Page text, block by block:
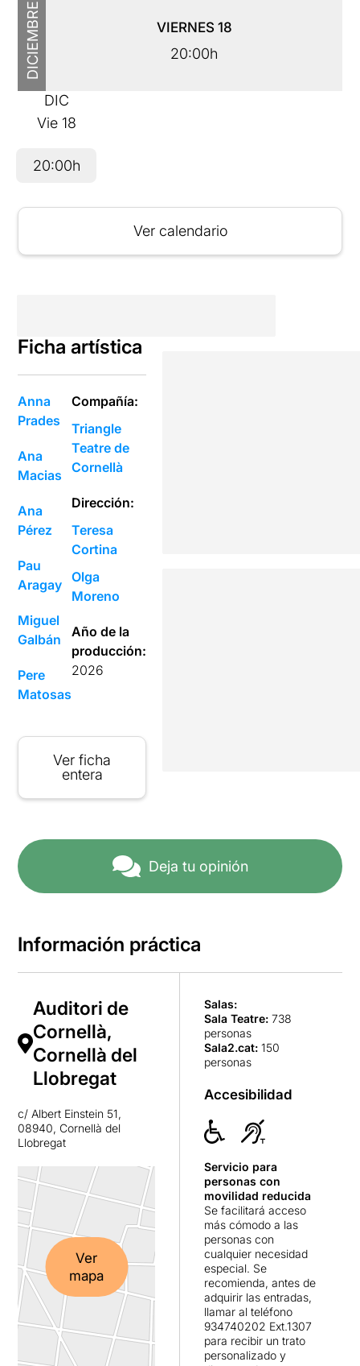
DICIEMBRE VIERNES 18
20:00h
DIC
Vie 18
20:00h
Ver calendario
Ficha artística
Anna
Prades
Ana
Macias
Ana
Pérez
Pau
Aragay
Miguel
Galbán
Pere
Matosas
Compañía:
Triangle
Teatre de
Cornellà
Dirección:
Teresa
Cortina
Olga
Moreno
Año de la
producción:
2026
Ver ficha
entera
Deja tu opinión
Información práctica
Auditori de
Cornellà,
Cornellà del
Llobregat
c/ Albert Einstein 51,
08940, Cornellà del
Llobregat
Ver
mapa
Salas:
Sala Teatre: 738
personas
Sala2.cat: 150
personas
Accesibilidad
Servicio para
personas con
movilidad reducida
Se facilitará acceso
más cómodo a las
personas con
cualquier necesidad
especial. Se
recomienda, antes de
adquirir las entradas,
llamar al teléfono
934740202 Ext.1307
para recibir un trato
personalizado y